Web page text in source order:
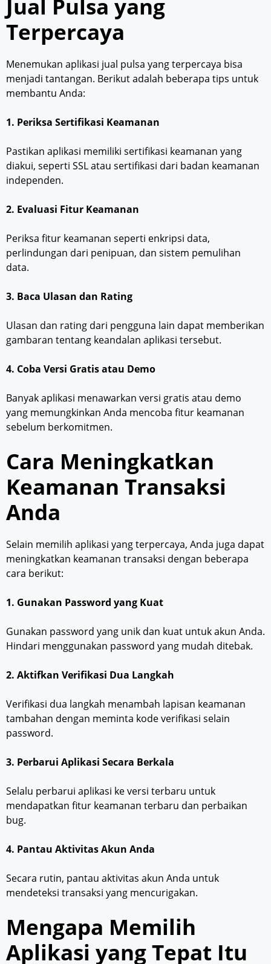
Jual Pulsa yang
Terpercaya
Menemukan aplikasi jual pulsa yang terpercaya bisa
menjadi tantangan. Berikut adalah beberapa tips untuk
membantu Anda:
1. Periksa Sertifikasi Keamanan
Pastikan aplikasi memiliki sertifikasi keamanan yang
diakui, seperti SSL atau sertifikasi dari badan keamanan
independen.
2. Evaluasi Fitur Keamanan
Periksa fitur keamanan seperti enkripsi data,
perlindungan dari penipuan, dan sistem pemulihan
data.
3. Baca Ulasan dan Rating
Ulasan dan rating dari pengguna lain dapat memberikan
gambaran tentang keandalan aplikasi tersebut.
4. Coba Versi Gratis atau Demo
Banyak aplikasi menawarkan versi gratis atau demo
yang memungkinkan Anda mencoba fitur keamanan
sebelum berkomitmen.
Cara Meningkatkan
Keamanan Transaksi
Anda
Selain memilih aplikasi yang terpercaya, Anda juga dapat
meningkatkan keamanan transaksi dengan beberapa
cara berikut:
1. Gunakan Password yang Kuat
Gunakan password yang unik dan kuat untuk akun Anda.
Hindari menggunakan password yang mudah ditebak.
2. Aktifkan Verifikasi Dua Langkah
Verifikasi dua langkah menambah lapisan keamanan
tambahan dengan meminta kode verifikasi selain
password.
3. Perbarui Aplikasi Secara Berkala
Selalu perbarui aplikasi ke versi terbaru untuk
mendapatkan fitur keamanan terbaru dan perbaikan
bug.
4. Pantau Aktivitas Akun Anda
Secara rutin, pantau aktivitas akun Anda untuk
mendeteksi transaksi yang mencurigakan.
Mengapa Memilih
Aplikasi yang Tepat Itu